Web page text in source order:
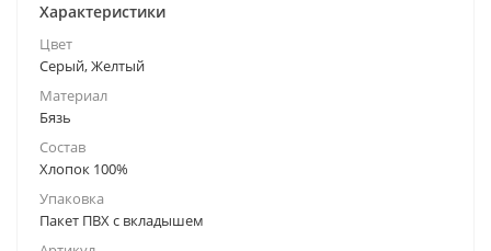
Характеристики
Цвет
Серый, Желтый
Материал
Бязь
Состав
Хлопок 100%
Упаковка
Пакет ПВХ с вкладышем